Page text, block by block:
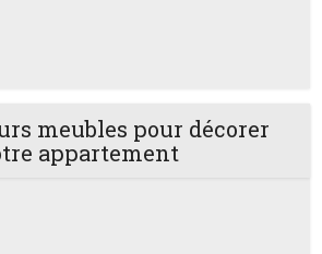
meubles pour décorer
appartement